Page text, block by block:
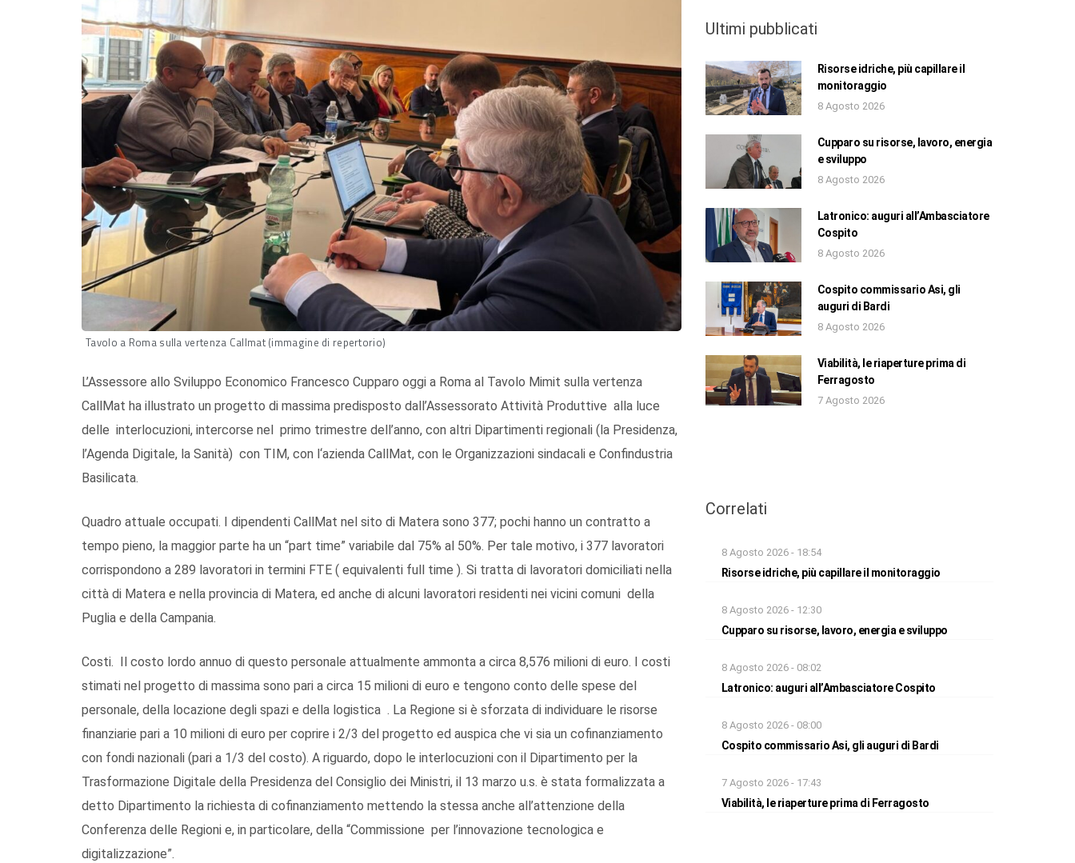
Tavolo a Roma sulla vertenza Callmat (immagine di repertorio)
L’Assessore allo Sviluppo Economico Francesco Cupparo oggi a Roma al Tavolo Mimit sulla vertenza
CallMat ha illustrato un progetto di massima predisposto dall’Assessorato Attività Produttive alla luce
delle interlocuzioni, intercorse nel primo trimestre dell’anno, con altri Dipartimenti regionali (la Presidenza,
l’Agenda Digitale, la Sanità) con TIM, con l‘azienda CallMat, con le Organizzazioni sindacali e Confindustria
Basilicata.
Quadro attuale occupati. I dipendenti CallMat nel sito di Matera sono 377; pochi hanno un contratto a
tempo pieno, la maggior parte ha un “part time” variabile dal 75% al 50%. Per tale motivo, i 377 lavoratori
corrispondono a 289 lavoratori in termini FTE ( equivalenti full time ). Si tratta di lavoratori domiciliati nella
città di Matera e nella provincia di Matera, ed anche di alcuni lavoratori residenti nei vicini comuni della
Puglia e della Campania.
Costi. Il costo lordo annuo di questo personale attualmente ammonta a circa 8,576 milioni di euro. I costi
stimati nel progetto di massima sono pari a circa 15 milioni di euro e tengono conto delle spese del
personale, della locazione degli spazi e della logistica . La Regione si è sforzata di individuare le risorse
finanziarie pari a 10 milioni di euro per coprire i 2/3 del progetto ed auspica che vi sia un cofinanziamento
con fondi nazionali (pari a 1/3 del costo). A riguardo, dopo le interlocuzioni con il Dipartimento per la
Trasformazione Digitale della Presidenza del Consiglio dei Ministri, il 13 marzo u.s. è stata formalizzata a
detto Dipartimento la richiesta di cofinanziamento mettendo la stessa anche all’attenzione della
Conferenza delle Regioni e, in particolare, della “Commissione per l’innovazione tecnologica e
digitalizzazione”.
Ultimi pubblicati
Risorse idriche, più capillare il
monitoraggio
8 Agosto 2026
Cupparo su risorse, lavoro, energia
e sviluppo
8 Agosto 2026
Latronico: auguri all’Ambasciatore
Cospito
8 Agosto 2026
Cospito commissario Asi, gli
auguri di Bardi
8 Agosto 2026
Viabilità, le riaperture prima di
Ferragosto
7 Agosto 2026
Correlati
8 Agosto 2026 - 18:54
Risorse idriche, più capillare il monitoraggio
8 Agosto 2026 - 12:30
Cupparo su risorse, lavoro, energia e sviluppo
8 Agosto 2026 - 08:02
Latronico: auguri all’Ambasciatore Cospito
8 Agosto 2026 - 08:00
Cospito commissario Asi, gli auguri di Bardi
7 Agosto 2026 - 17:43
Viabilità, le riaperture prima di Ferragosto